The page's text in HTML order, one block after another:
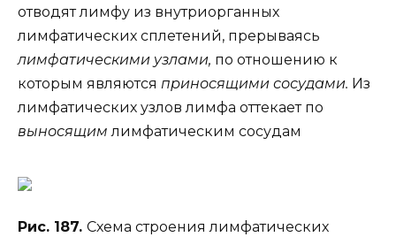
отводят лимфу из внутриорганных
лимфатических сплетений, прерываясь
лимфатическими узлами, по отношению к
которым являются приносящими сосудами. Из
лимфатических узлов лимфа оттекает по
выносящим лимфатическим сосудам
Рис. 187. Схема строения лимфатических